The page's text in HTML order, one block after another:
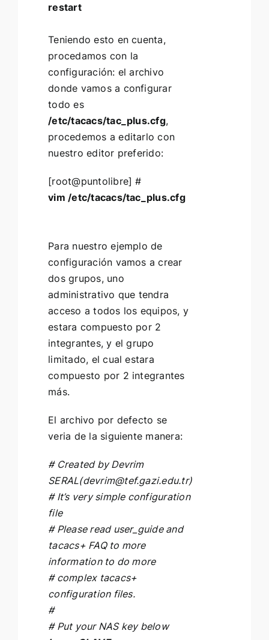
restart
Teniendo esto en cuenta,
procedamos con la
configuración: el archivo
donde vamos a configurar
todo es
/etc/tacacs/tac_plus.cfg,
procedemos a editarlo con
nuestro editor preferido:
[root@puntolibre] #
vim /etc/tacacs/tac_plus.cfg
Para nuestro ejemplo de
configuración vamos a crear
dos grupos, uno
administrativo que tendra
acceso a todos los equipos, y
estara compuesto por 2
integrantes, y el grupo
limitado, el cual estara
compuesto por 2 integrantes
más.
El archivo por defecto se
veria de la siguiente manera:
# Created by Devrim
SERAL(devrim@tef.gazi.edu.tr)
# It’s very simple configuration
file
# Please read user_guide and
tacacs+ FAQ to more
information to do more
# complex tacacs+
configuration files.
#
# Put your NAS key below